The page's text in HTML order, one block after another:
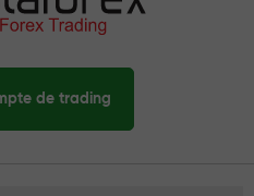
de trading